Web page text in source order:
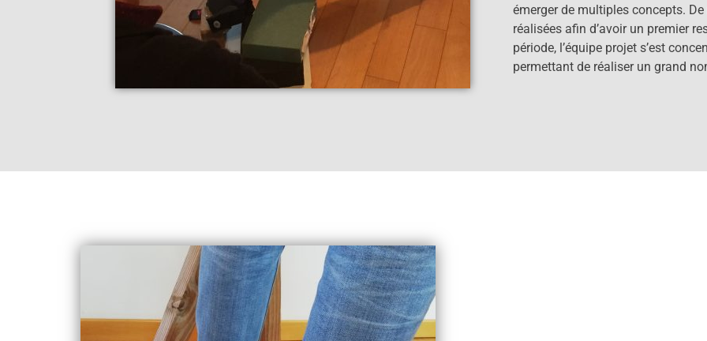
émerger de multiples concepts.
réalisées afin d’avoir un premier
période, l’équipe projet s’est
permettant de réaliser un grand